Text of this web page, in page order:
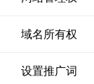
域名所有权
设置推广词